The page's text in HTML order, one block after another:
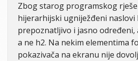
Zbog starog programskog
hijerarhijski ugniježđeni naslovi
prepoznatljivo i jasno određeni,
a ne h2. Na nekim elementima
pokazivača na ekranu nije